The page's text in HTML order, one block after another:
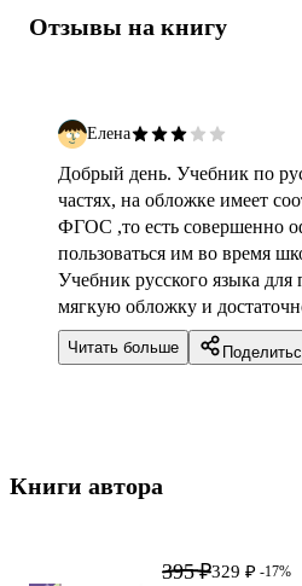
Отзывы на книгу
Елена
Добрый день. Учебник по
частях, на обложке имеет
ФГОС ,то есть совершенно
пользоваться им во время школьного процесса.
Учебник русского языка для
мягкую обложку и
переплёт, поэтому даже
каждодневного
учебники были более
Читать больше
Книги автора
395 ₽329 ₽ -17%